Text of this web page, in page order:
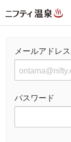
メールアドレス
パスワード